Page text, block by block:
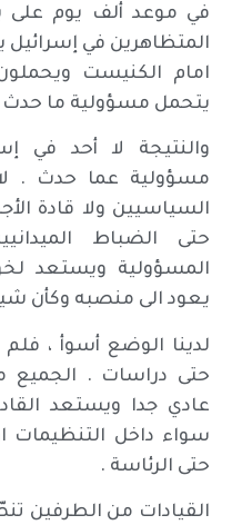
في موعد ألف يوم على
المتظاهرين في
امام الكنيست
يتحمل مسؤولية ما حدث
والنتيجة لا أحد في
مسؤولية عما حدث . لا
السياسيين ولا قادة
حتى الضباط
المسؤولية ويستعد
يعود الى منصبه وكأن
لدينا الوضع أسوأ ،
حتى دراسات .
عادي جدا ويستعد
سواء داخل التنظيمات
حتى الرئاسة .
القيادات من الطرفين